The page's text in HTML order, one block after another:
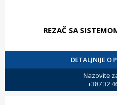
REZAČ SA
DETALJNIJE O
Nazovite
+387 32